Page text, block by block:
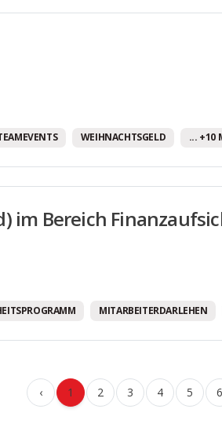
WEIHNACHTSGELD ... +10
im Bereich
MITARBEITERDARLEHEN
‹ 1 2 3 4 5 6